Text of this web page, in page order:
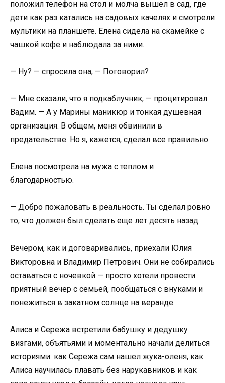
положил телефон на стол и молча вышел в сад, где
дети как раз катались на садовых качелях и смотрели
мультики на планшете. Елена сидела на скамейке с
чашкой кофе и наблюдала за ними.
— Ну? — спросила она, — Поговорил?
— Мне сказали, что я подкаблучник, — процитировал
Вадим. — А у Марины маникюр и тонкая душевная
организация. В общем, меня обвинили в
предательстве. Но я, кажется, сделал все правильно.
Елена посмотрела на мужа с теплом и
благодарностью.
— Добро пожаловать в реальность. Ты сделал ровно
то, что должен был сделать еще лет десять назад.
Вечером, как и договаривались, приехали Юлия
Викторовна и Владимир Петрович. Они не собирались
оставаться с ночевкой — просто хотели провести
приятный вечер с семьей, пообщаться с внуками и
понежиться в закатном солнце на веранде.
Алиса и Сережа встретили бабушку и дедушку
визгами, объятьями и моментально начали делиться
историями: как Сережа сам нашел жука-оленя, как
Алиса научилась плавать без нарукавников и как